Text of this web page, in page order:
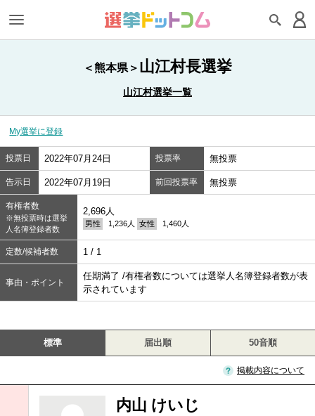
＜熊本県＞ 山江村長選挙
山江村選挙一覧
My選挙に登録
投票日 2022年07月24日 投票率 無投票
告示日 2022年07月19日 前回投票率 無投票
有権者数
※無投票時は選挙
人名簿登録者数
2,696人
男性 1,236人 女性 1,460人
定数/候補者数 1 / 1
事由・ポイント
任期満了 /有権者数については選挙人名簿登録者数が表
示されています
標準 届出順 50音順
掲載内容について
内山 けいじ